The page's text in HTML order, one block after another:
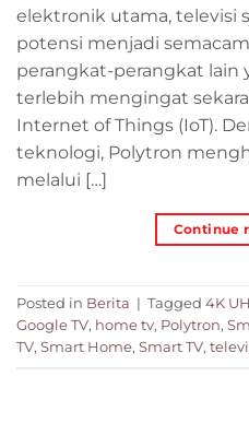
elektronik utama, televisi
potensi menjadi
perangkat-perangkat lain
terlebih mengingat
Internet of Things (IoT).
teknologi, Polytron
melalui […]
Continue
Posted in Berita | Tagged 4K
Google TV, home tv, Polytron,
TV, Smart Home, Smart TV,